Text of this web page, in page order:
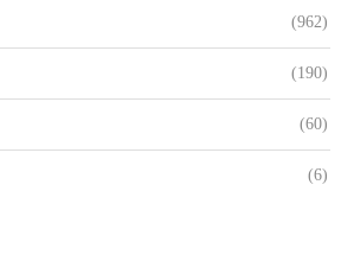
(962)
(190)
(60)
(6)